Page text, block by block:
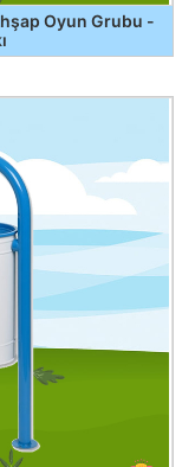
Oyun Grubu -